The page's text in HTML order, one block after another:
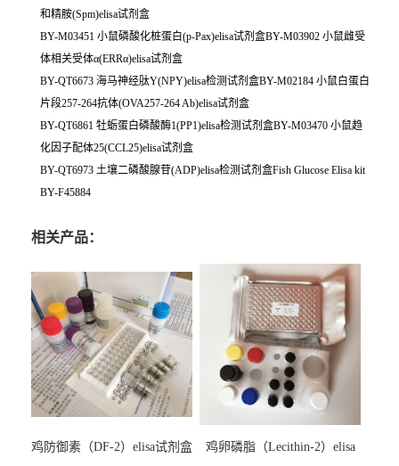
和精胺(Spm)elisa试剂盒
BY-M03451 小鼠磷酸化桩蛋白(p-Pax)elisa试剂盒BY-M03902 小鼠雌受
体相关受体α(ERRα)elisa试剂盒
BY-QT6673 海马神经肽Y(NPY)elisa检测试剂盒BY-M02184 小鼠白蛋白
片段257-264抗体(OVA257-264 Ab)elisa试剂盒
BY-QT6861 牡蛎蛋白磷酸酶1(PP1)elisa检测试剂盒BY-M03470 小鼠趋
化因子配体25(CCL25)elisa试剂盒
BY-QT6973 土壤二磷酸腺苷(ADP)elisa检测试剂盒Fish Glucose Elisa kit
BY-F45884
相关产品：
鸡防御素（DF-2）elisa试剂盒
鸡卵磷脂（Lecithin-2）elisa